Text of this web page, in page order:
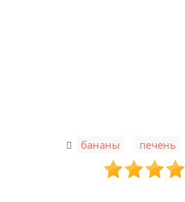
бананы печень